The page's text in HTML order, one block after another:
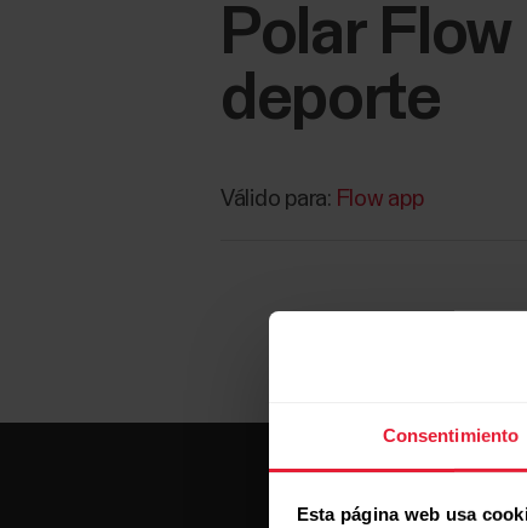
Consentimiento
Esta página web usa
Polar
deporte
Válido para: Flow app